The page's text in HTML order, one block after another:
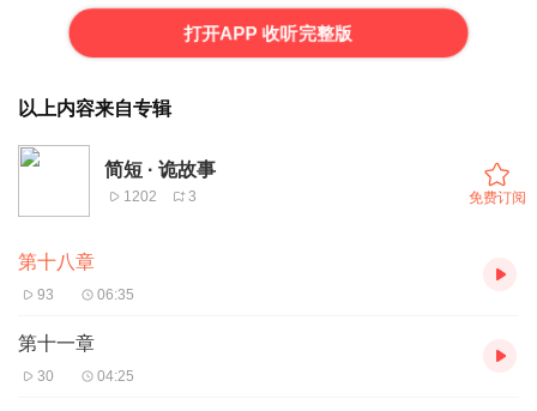
打开APP 收听完整版
以上内容来自专辑
简短 · 诡故事
1202 3 免费订阅
第十八章
93 06:35
第十一章
30 04:25